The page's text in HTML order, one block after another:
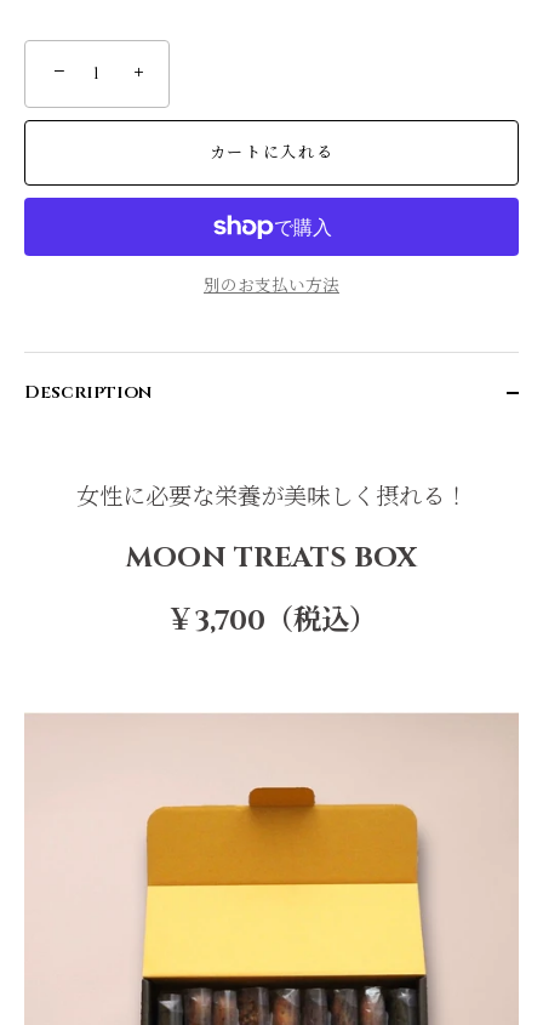
− +
カートに入れる
別のお支払い方法
Description
女性に必要な栄養が美味しく摂れる！
MOON TREATS BOX
￥3,700（税込）